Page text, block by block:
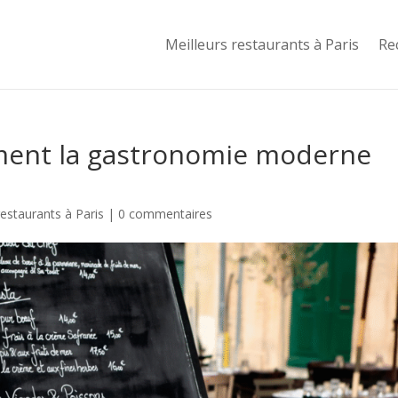
Meilleurs restaurants à Paris
la gastronomie moderne
à Paris | 0 commentaires